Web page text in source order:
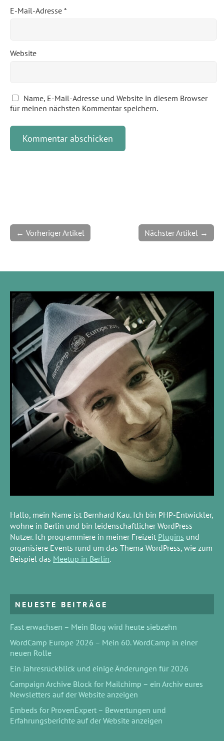
E-Mail-Adresse *
Website
Name, E-Mail-Adresse und Website in diesem Browser
für meinen nächsten Kommentar speichern.
Nächster Artikel →
← Vorheriger Artikel
Hallo, mein Name ist Bernhard Kau. Ich bin PHP-Entwickler,
wohne in Berlin und bin leidenschaftlicher WordPress
Nutzer. Ich programmiere in meiner Freizeit Plugins und
organisiere Events rund um das Thema WordPress, wie zum
Beispiel das Meetup in Berlin.
NEUESTE BEITRÄGE
Fast erwachsen – Mein Blog wird heute siebzehn
WordCamp Europe 2026 – Mein 60. WordCamp in einer
neuen Rolle
Ein Jahresrückblick und einige Änderungen für 2026
Campaign Archive Block for Mailchimp – ein Archiv eures
Newsletters auf der Website anzeigen
Embeds for ProvenExpert – Bewertungen und
Erfahrungsberichte auf der Website anzeigen